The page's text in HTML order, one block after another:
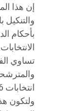
إن هذا
بأحكام
تساوي
ولتكون